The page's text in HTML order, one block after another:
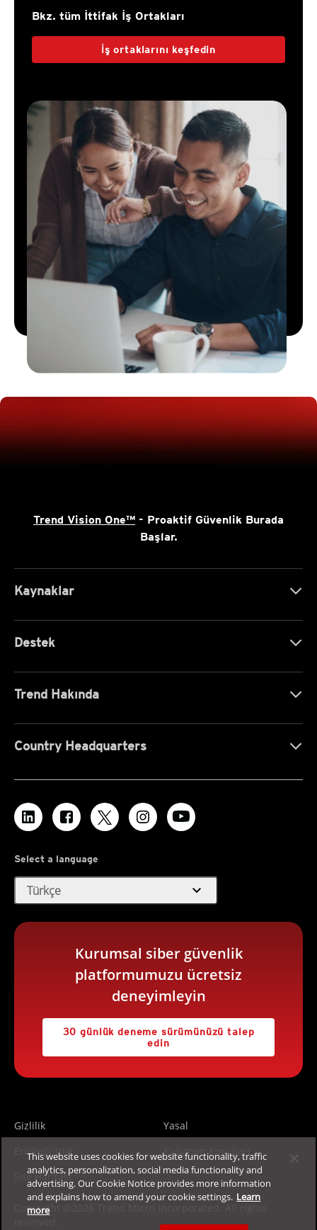
Bkz. tüm İttifak İş Ortakları
İş ortaklarını keşfedin
Trend Vision One™ - Proaktif Güvenlik Burada
Başlar.
Kaynaklar
Destek
Trend Hakında
Country Headquarters
Select a language
Türkçe expand_more
Kurumsal siber güvenlik
platformumuzu ücretsiz
deneyimleyin
30 günlük deneme sürümünüzü talep
edin
Gizlilik
Yasal
Erişilebilirlik
Kullanım Koşulları
Site Haritası
Copyright ©2026 Trend Micro Incorporated. All rights
This website uses cookies for website functionality, traffic
analytics, personalization, social media functionality and
advertising. Our Cookie Notice provides more information
and explains how to amend your cookie settings. Learn
more